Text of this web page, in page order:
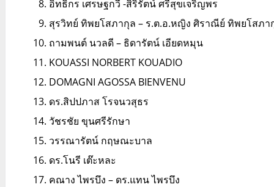
อิทธิกร เศรษฐกวี -สิริรัตน์ ศรีสุขเจริญพร
สุรวิทย์ ทิพยโสภากุล – ร.ต.อ.หญิง ศิราณีย์ ทิพยโสภา
ถามพนต์ นวลดี – ธิดารัตน์ เอียดหมุน
KOUASSI NORBERT KOUADIO
DOMAGNI AGOSSA BIENVENU
ดร.สิปปภาส โรจนวสุธร
วัชรชัย ขุนศรีรักษา
วรรณารัตน์ กฤษณะบาล
ดร.โนรี เต๊ะหละ
คณาง ไพรบึง – ดร.แทน ไพรบึง